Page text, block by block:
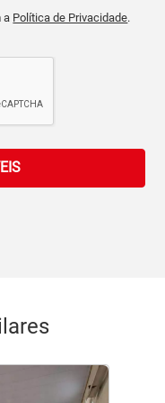
a Política de Privacidade.